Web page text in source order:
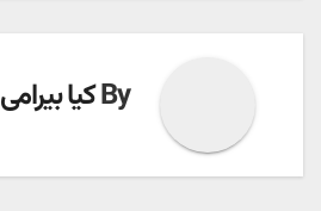
Byکیا بیرامی